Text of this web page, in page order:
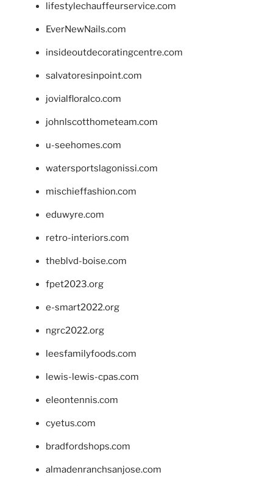
lifestylechauffeurservice.com
EverNewNails.com
insideoutdecoratingcentre.com
salvatoresinpoint.com
jovialfloralco.com
johnlscotthometeam.com
u-seehomes.com
watersportslagonissi.com
mischieffashion.com
eduwyre.com
retro-interiors.com
theblvd-boise.com
fpet2023.org
e-smart2022.org
ngrc2022.org
leesfamilyfoods.com
lewis-lewis-cpas.com
eleontennis.com
cyetus.com
bradfordshops.com
almadenranchsanjose.com